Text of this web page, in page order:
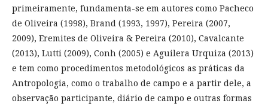
primeiramente, fundamenta-se em autores como Pacheco
de Oliveira (1998), Brand (1993, 1997), Pereira (2007,
2009), Eremites de Oliveira & Pereira (2010), Cavalcante
(2013), Lutti (2009), Conh (2005) e Aguilera Urquiza (2013)
e tem como procedimentos metodológicos as práticas da
Antropologia, como o trabalho de campo e a partir dele, a
observação participante, diário de campo e outras formas